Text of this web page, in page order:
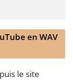
en WAV
le site